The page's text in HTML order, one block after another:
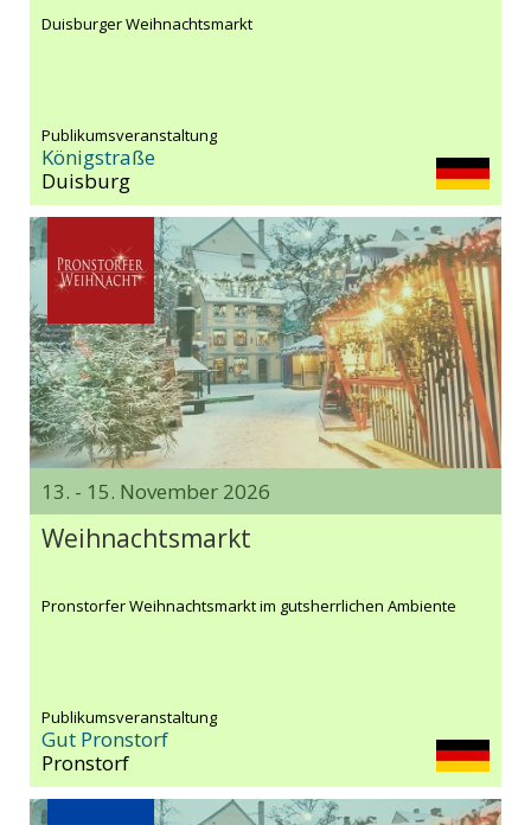
Duisburger Weihnachtsmarkt
Publikumsveranstaltung
Königstraße
Duisburg
13. - 15. November 2026
Weihnachts­markt
Pronstorfer Weihnachts­markt im gutsherrlichen Ambiente
Publikumsveranstaltung
Gut Pronstorf
Pronstorf